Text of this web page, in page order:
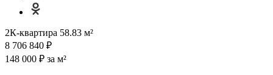
2К-квартира 58.83 м²
8 706 840 ₽
148 000 ₽ за м²